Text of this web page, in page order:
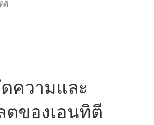
ตี
ความและ
ตของเอนทิตี